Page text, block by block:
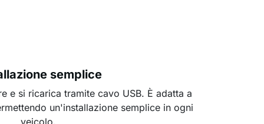
semplice
e si ricarica tramite cavo USB. È adatta a
un'installazione semplice in ogni
veicolo.